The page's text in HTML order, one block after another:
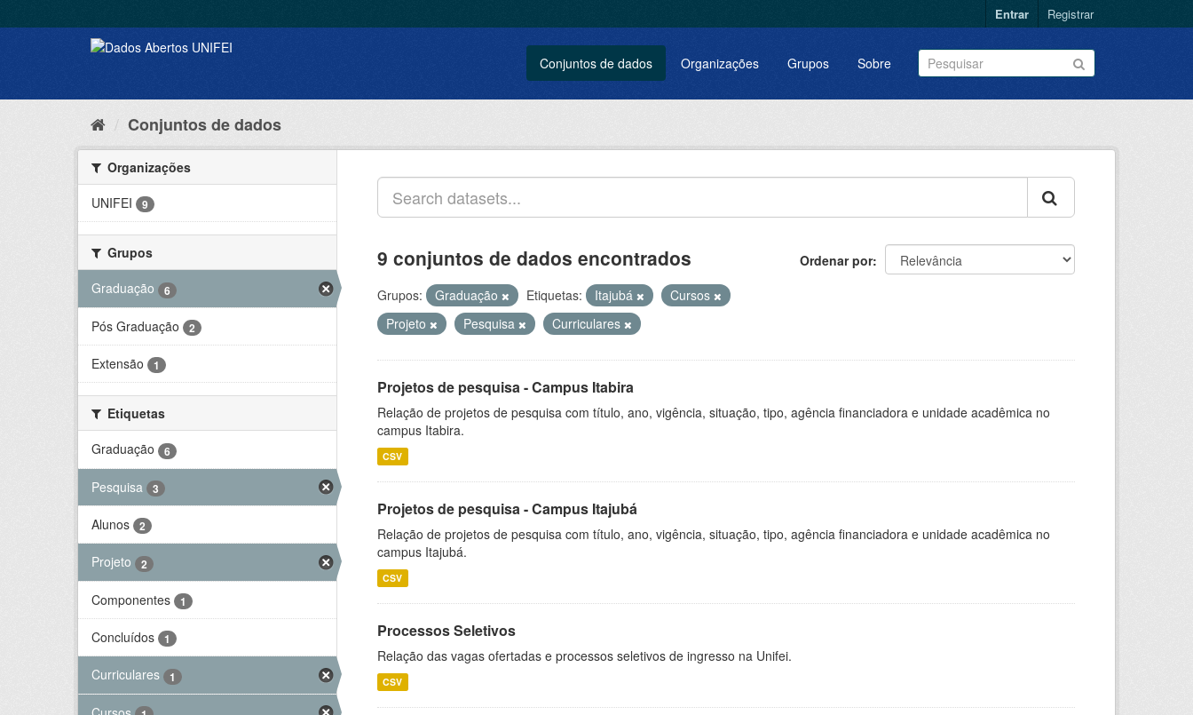
Entrar Registrar
Conjuntos de dados Organizações Grupos Sobre
Conjuntos de dados
Organizações
UNIFEI
9
Grupos
Graduação
6
Pós Graduação 2
Extensão 1
Etiquetas
Graduação
6
Pesquisa 3
Alunos 2
Projeto 2
Componentes 1
Concluídos 1
Curriculares 1
Ordenar por
9 conjuntos de dados encontrados
Grupos: Graduação Etiquetas: Itajubá
Cursos
Projeto
Pesquisa Curriculares
Projetos de pesquisa - Campus Itabira
Relação de projetos de pesquisa com título, ano, vigência, situação, tipo, agência financiadora e unidade acadêmica no
campus Itabira.
CSV
Projetos de pesquisa - Campus Itajubá
Relação de projetos de pesquisa com título, ano, vigência, situação, tipo, agência financiadora e unidade acadêmica no
campus Itajubá.
CSV
Processos Seletivos
Relação das vagas ofertadas e processos seletivos de ingresso na Unifei.
CSV